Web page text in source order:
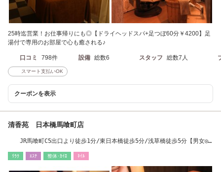
25時迄営業！お仕事帰りにも◎【ドライヘッドスパ+足つぼ60分￥4200】足
湯付で専用のお部屋で心も癒される♪
口コミ 798件 設備 総数6 スタッフ 総数7人
スマート支払いOK
クーポンを表示
清香苑 日本橋馬喰町店
JR馬喰町C5出口より徒歩1分/東日本橋徒歩5分/浅草橋徒歩5分【男女◎
ﾘﾗｸ ｴｽﾃ 整体･ｶｲﾛ ﾈｲﾙ